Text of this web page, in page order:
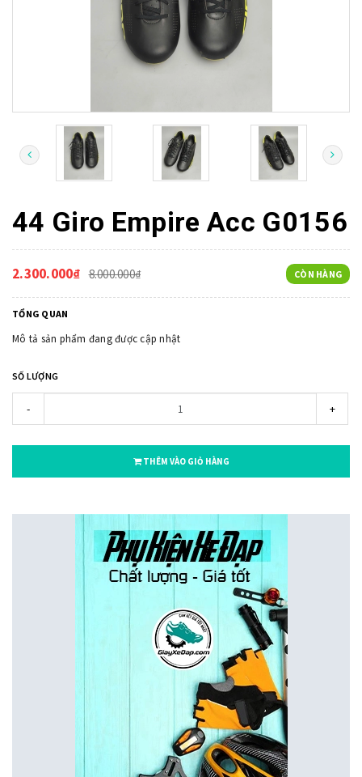
44 Giro Empire Acc G0156
2.300.000₫ 8.000.000₫ CÒN HÀNG
TỔNG QUAN
Mô tả sản phẩm đang được cập nhật
SỐ LƯỢNG
- +
THÊM VÀO GIỎ HÀNG